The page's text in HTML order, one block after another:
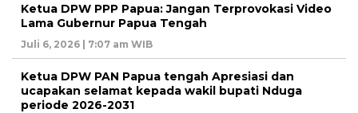
Ketua DPW PPP Papua: Jangan Terprovokasi Video
Lama Gubernur Papua Tengah
Juli 6, 2026 | 7:07 am WIB
Ketua DPW PAN Papua tengah Apresiasi dan
ucapakan selamat kepada wakil bupati Nduga
periode 2026-2031